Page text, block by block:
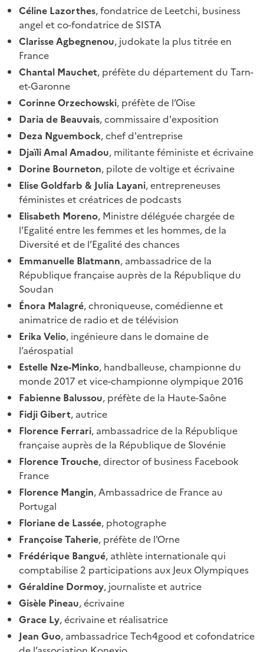
Céline Lazorthes, fondatrice de Leetchi, business
angel et co-fondatrice de SISTA
Clarisse Agbegnenou, judokate la plus titrée en
France
Chantal Mauchet, préfète du département du Tarn-
et-Garonne
Corinne Orzechowski, préfète de l’Oise
Daria de Beauvais, commissaire d'exposition
Deza Nguembock, chef d'entreprise
Djaïli Amal Amadou, militante féministe et écrivaine
Dorine Bourneton, pilote de voltige et écrivaine
Elise Goldfarb & Julia Layani, entrepreneuses
féministes et créatrices de podcasts
Elisabeth Moreno, Ministre déléguée chargée de
l’Egalité entre les femmes et les hommes, de la
Diversité et de l’Egalité des chances
Emmanuelle Blatmann, ambassadrice de la
République française auprès de la République du
Soudan
Énora Malagré, chroniqueuse, comédienne et
animatrice de radio et de télévision
Erika Velio, ingénieure dans le domaine de
l’aérospatial
Estelle Nze-Minko, handballeuse, championne du
monde 2017 et vice-championne olympique 2016
Fabienne Balussou, préfète de la Haute-Saône
Fidji Gibert, autrice
Florence Ferrari, ambassadrice de la République
française auprès de la République de Slovénie
Florence Trouche, director of business Facebook
France
Florence Mangin, Ambassadrice de France au
Portugal
Floriane de Lassée, photographe
Françoise Taherie, préfète de l'Orne
Frédérique Bangué, athlète internationale qui
comptabilise 2 participations aux Jeux Olympiques
Géraldine Dormoy, journaliste et autrice
Gisèle Pineau, écrivaine
Grace Ly, écrivaine et réalisatrice
Jean Guo, ambassadrice Tech4good et cofondatrice